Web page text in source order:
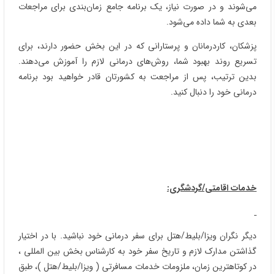
می‌شوند و در صورت نیاز، یک برنامه جامع زمان‌بندی برای مراجعات
بعدی به شما داده می‌شود.
پزشکان، کاردرمانان و پرستارانی که در این بخش حضور دارند، برای
تسریع روند بهبود شما، روش‌های درمانی لازم را آموزش می‌دهند.
بدین ترتیب، پس از مراجعت به کشورتان قادر خواهید بود برنامه
درمانی خود را دنبال کنید.
خدمات اقامتی/گردشگری:
دیگر نگران ویزا/بلیط/هتل برای سفر درمانی خود نباشید. با در اختیار
گذاشتن مدارک لازم و تاریخ سفر خود به کارشناس بخش بین المللی ،
در کوتاهترین زمان، ملزومات خدمات مسافرتی ( ویزا/بلیط/هتل )، طبق